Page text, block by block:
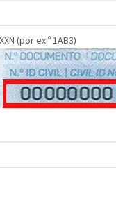
(por ex.º 1AB3)